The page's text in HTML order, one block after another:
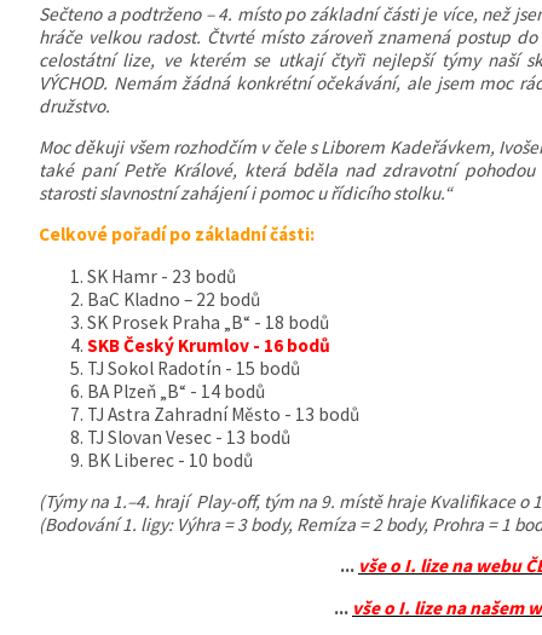
Sečteno a podtrženo – 4. místo po základní části je více, než
hráče velkou radost. Čtvrté místo zároveň znamená postup
celostátní lize, ve kterém se utkají čtyři nejlepší týmy naší
VÝCHOD. Nemám žádná konkrétní očekávání, ale jsem moc
družstvo.
Moc děkuji všem rozhodčím v čele s Liborem Kadeřávkem,
také paní Petře Králové, která bděla nad zdravotní
starosti slavnostní zahájení i pomoc u řídicího stolku.“
Celkové pořadí po základní části:
SK Hamr - 23 bodů
BaC Kladno – 22 bodů
SK Prosek Praha „B“ - 18 bodů
SKB Český Krumlov - 16 bodů
TJ Sokol Radotín - 15 bodů
BA Plzeň „B“ - 14 bodů
TJ Astra Zahradní Město - 13 bodů
TJ Slovan Vesec - 13 bodů
BK Liberec - 10 bodů
(Týmy na 1.–4. hrají Play-off, tým na 9. místě hraje Kvalifikace o
(Bodování 1. ligy: Výhra = 3 body, Remíza = 2 body, Prohra = 1
... vše o I. lize na webu
... vše o I. lize nanašem